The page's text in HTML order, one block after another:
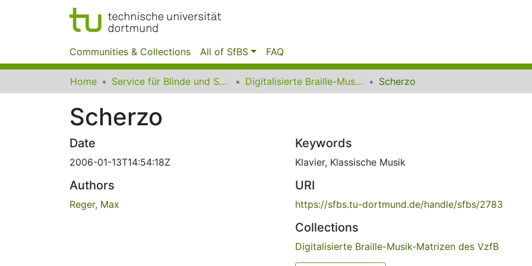
Communities & Collections All of SfBS FAQ
Home Service für Blinde und Sehbehinderte der UB Dortmund Digitalisierte Braille-Musik-Matrizen des VzfB Scherzo
Scherzo
Date
2006-01-13T14:54:18Z
Authors
Reger, Max
Keywords
Klavier, Klassische Musik
URI
https://sfbs.tu-dortmund.de/handle/sfbs/2783
Collections
Digitalisierte Braille-Musik-Matrizen des VzfB